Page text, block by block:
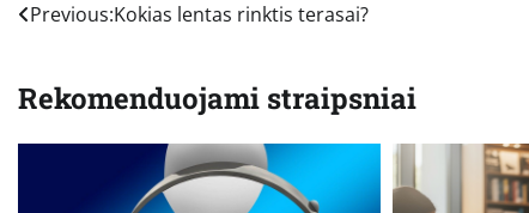
Navigacija
įrašų
Previous:Kokias lentas rinktis terasai?
Rekomenduojami straipsniai